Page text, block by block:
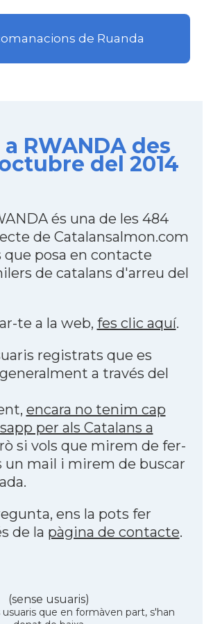
de Ruanda
RWANDA des
del 2014
és una de les 484
de Catalansalmon.com
que posa en contacte
de catalans d'arreu del
te a la web, fes clic aquí.
registrats que es
a través del
encara no tenim cap
per als Catalans a
si vols que mirem de fer-
un mail i mirem de buscar
ens la pots fer
de la pàgina de contacte.
(sense usuaris)
que en formàven part, s'han